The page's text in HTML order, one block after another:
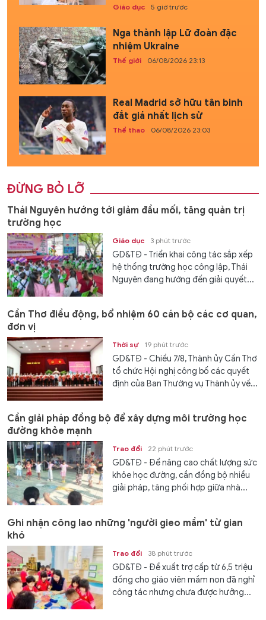
Giáo dục 5 giờ trước
Nga thành lập Lữ đoàn đặc
nhiệm Ukraine
Thế giới 06/08/2026 23:13
Real Madrid sở hữu tân binh
đắt giá nhất lịch sử
Thể thao 06/08/2026 23:03
ĐỪNG BỎ LỠ
Thái Nguyên hướng tới giảm đầu mối, tăng quản trị
trường học
Giáo dục 3 phút trước
GD&TĐ - Triển khai công tác sắp xếp
hệ thống trường học công lập, Thái
Nguyên đang hướng đến giải quyết...
Cần Thơ điều động, bổ nhiệm 60 cán bộ các cơ quan,
đơn vị
Thời sự 19 phút trước
GD&TĐ - Chiều 7/8, Thành ủy Cần Thơ
tổ chức Hội nghị công bố các quyết
định của Ban Thường vụ Thành ủy về...
Cần giải pháp đồng bộ để xây dựng môi trường học
đường khỏe mạnh
Trao đổi 22 phút trước
GD&TĐ - Để nâng cao chất lượng sức
khỏe học đường, cần đồng bộ nhiều
giải pháp, tăng phối hợp giữa nhà...
Ghi nhận công lao những 'người gieo mầm' từ gian
khó
Trao đổi 38 phút trước
GD&TĐ - Đề xuất trợ cấp từ 6,5 triệu
đồng cho giáo viên mầm non đã nghỉ
công tác nhưng chưa được hưởng...